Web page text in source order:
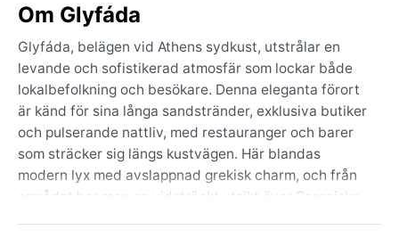
Om Glyfáda
Glyfáda, belägen vid Athens sydkust, utstrålar en
levande och sofistikerad atmosfär som lockar både
lokalbefolkning och besökare. Denna eleganta förort
är känd för sina långa sandstränder, exklusiva butiker
och pulserande nattliv, med restauranger och barer
som sträcker sig längs kustvägen. Här blandas
modern lyx med avslappnad grekisk charm, och från
området har man en vidsträckt utsikt över Saroniska